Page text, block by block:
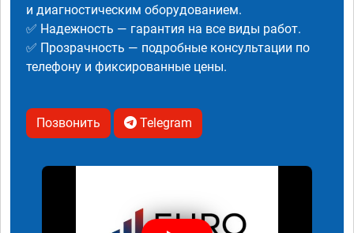
и диагностическим оборудованием.
✅ Надежность — гарантия на все виды работ.
✅ Прозрачность — подробные консультации по
телефону и фиксированные цены.
Позвонить Telegram